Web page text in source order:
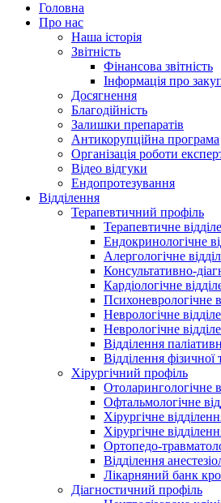
Головна
Про нас
Наша історія
Звітність
Фінансова звітність
Інформація про
Досягнення
Благодійність
Залишки препаратів
Антикорупційна програма
Організація роботи
Відео відгуки
Ендопротезування
Відділення
Терапевтичний профіль
Терапевтичне
Ендокринологічне
Алергологічне
Консультативно-
Кардіологічне
Психоневрологічне
Неврологічне
Неврологічне
Відділення
Відділення фізичної
Хірургічний профіль
Отоларингологічне
Офтальмологічне
Хірургічне
Хірургічне
Ортопедо-
Відділення
Лікарняний банк
Діагностичний профіль